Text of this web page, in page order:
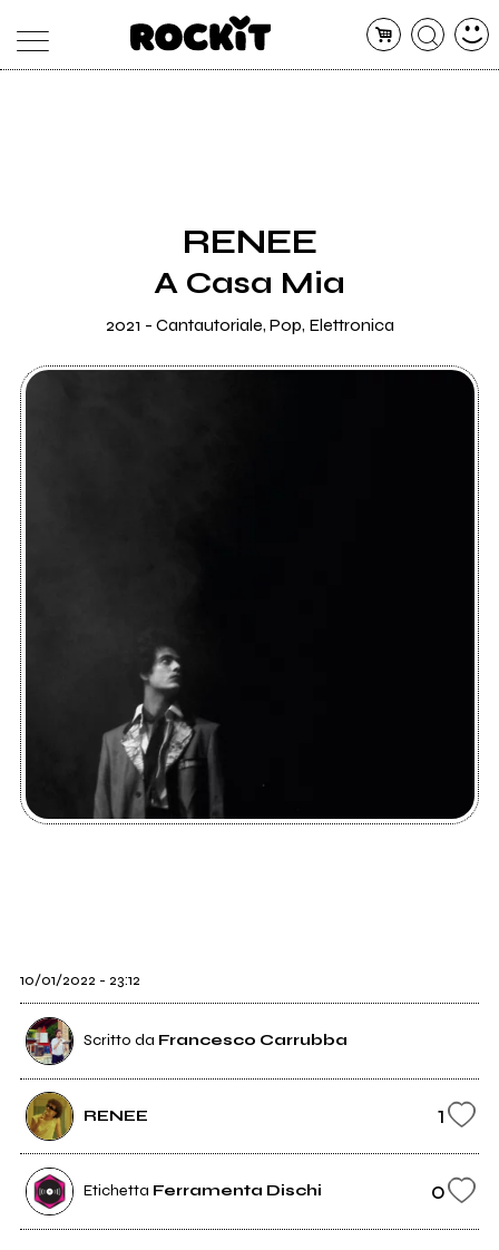
RENEE
A Casa Mia
2021 - Cantautoriale, Pop, Elettronica
10/01/2022 - 23:12
Scritto da Francesco Carrubba
RENEE 1
Etichetta Ferramenta Dischi 0